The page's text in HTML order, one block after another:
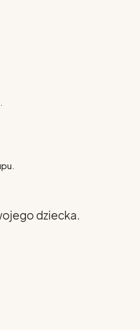
dziecka.